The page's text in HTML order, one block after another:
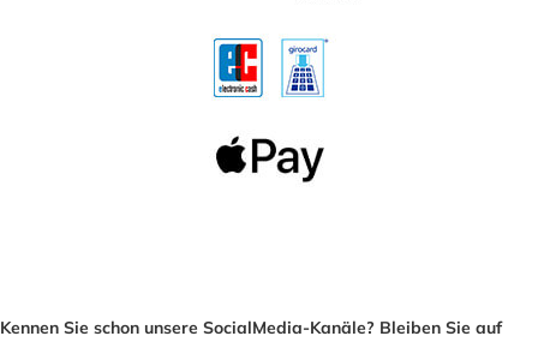
Kennen Sie schon unsere SocialMedia-Kanäle? Bleiben Sie auf